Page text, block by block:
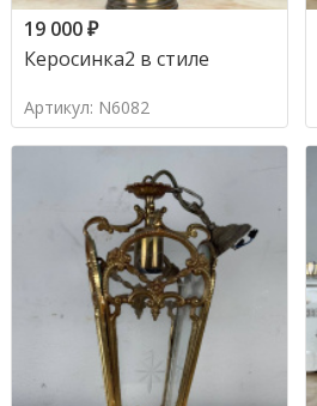
19 000₽
Керосинка2 в стиле
Артикул: N6082